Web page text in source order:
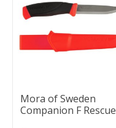
Mora of Sweden
Companion F Rescue